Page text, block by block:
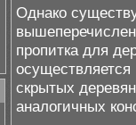
Однако
пропитка для
скрытых
аналогичных